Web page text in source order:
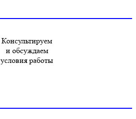
Консультируем
и обсуждаем
условия работы